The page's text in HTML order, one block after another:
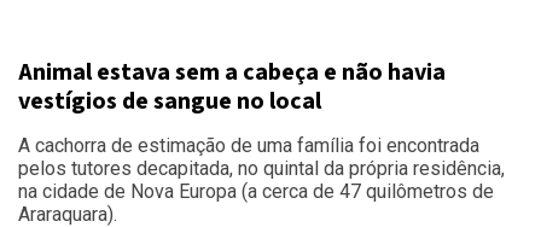
Animal estava sem a cabeça e não havia
vestígios de sangue no local
A cachorra de estimação de uma família foi encontrada
pelos tutores decapitada, no quintal da própria residência,
na cidade de Nova Europa (a cerca de 47 quilômetros de
Araraquara).